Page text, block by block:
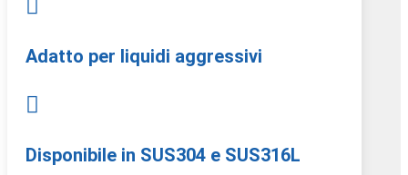

Adatto per liquidi aggressivi

Disponibile in SUS304 e SUS316L